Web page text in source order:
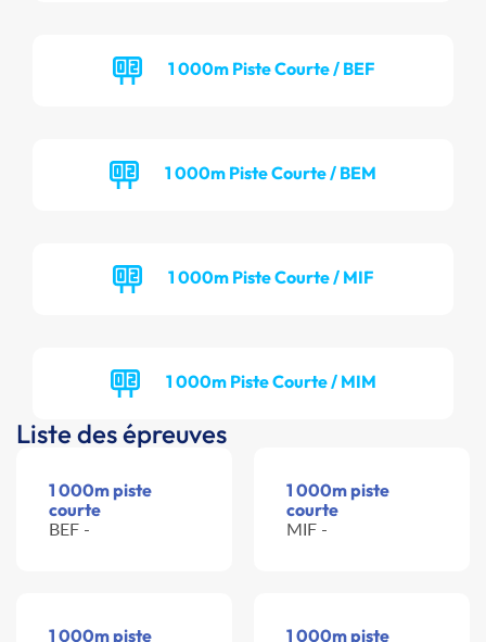
1 000m Piste Courte / BEF
1 000m Piste Courte / BEM
1 000m Piste Courte / MIF
1 000m Piste Courte / MIM
Liste des épreuves
1 000m piste
courte
BEF -
1 000m piste
courte
MIF -
1 000m piste 1 000m piste